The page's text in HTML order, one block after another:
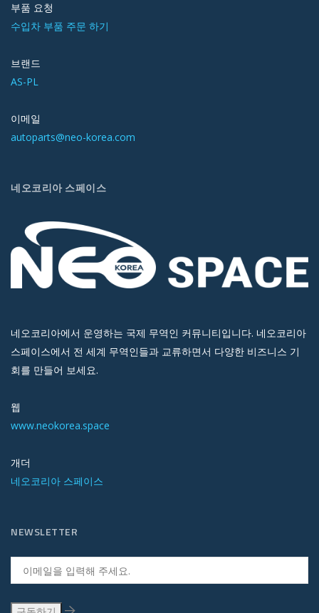
부품 요청
수입차 부품 주문 하기
브랜드
AS-PL
이메일
autoparts@neo-korea.com
네오코리아 스페이스
네오코리아에서 운영하는 국제 무역인 커뮤니티입니다. 네오코리아
스페이스에서 전 세계 무역인들과 교류하면서 다양한 비즈니스 기
회를 만들어 보세요.
웹
www.neokorea.space
개더
네오코리아 스페이스
NEWSLETTER